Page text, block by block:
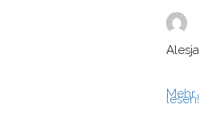
Alesja
Mehr
lesen!